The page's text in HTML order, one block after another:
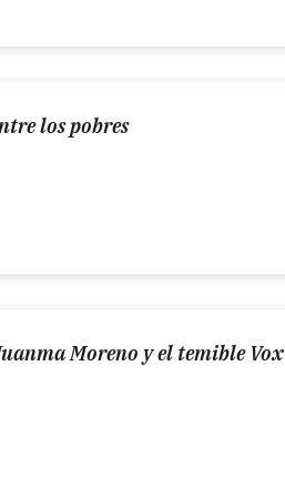
los pobres
Moreno y el temible Vox